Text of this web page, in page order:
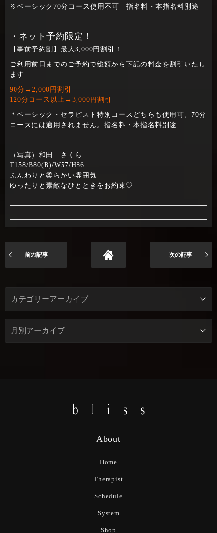
※ベーシック70分コース使用不可 指名料・本指名料別途
・ネット予約限定！
【事前予約割】最大3,000円割引！
ご利用前日までのご予約で総額から下記の料金を割引いたし
ます
90分→2,000円割引
120分コース以上→3,000円割引
＊ベーシック・セラピスト特別コースどちらも使用可。70分
コースには適用されません。指名料・本指名料別途
（写真）和田 さくら
T158/B80(B)/W57/H86
ふんわりと柔らかい雰囲気
ゆったりと素敵なひとときをお約束♡
前の記事 次の記事
About
Home
Therapist
Schedule
System
Shop